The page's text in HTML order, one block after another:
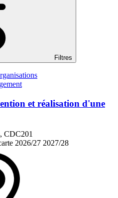
Filtres
et réalisation d'une
CDC201
2026/27 2027/28